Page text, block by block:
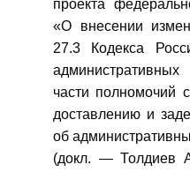
проекта
«О внесении
27.3 Кодекса
части полномочий
доставлению и
об
(докл. — Толдиев